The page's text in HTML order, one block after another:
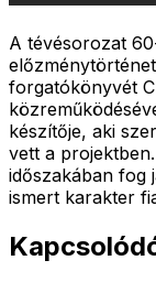
A tévésorozat
forgatókönyvét
készítője, aki
vett a
időszakában fog
ismert karakter